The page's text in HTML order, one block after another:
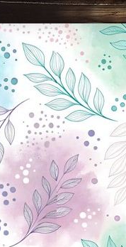
економіка, аналітика, культура, відеоновини, екологія, спортивний Чернігів, туризм, Чернігів